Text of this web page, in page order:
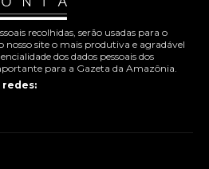
recolhidas, serão usadas para o
nosso site o mais produtiva e agradável
dos dados pessoais dos
para a Gazeta da Amazônia.
redes: